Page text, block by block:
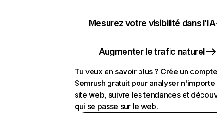
Mesurez votre visibilité dans l’IA
Augmenter le trafic naturel
Tu veux en savoir plus ? Crée un compte
Semrush gratuit pour analyser n'importe
site web, suivre les tendances et
qui se passe sur le web.